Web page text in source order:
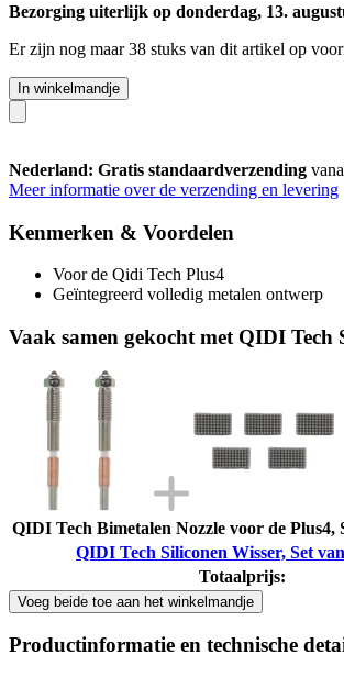
Bezorging uiterlijk op donderdag, 13.
Er zijn nog maar 38 stuks van dit artikel op
In winkelmandje
Nederland: Gratis standaardverzending
Meer informatie over de verzending en levering
Kenmerken & Voordelen
Voor de Qidi Tech Plus4
Geïntegreerd volledig metalen ontwerp
Vaak samen gekocht met QIDI Tech
QIDI Tech Bimetalen Nozzle voor de Plus4,
QIDI Tech Siliconen Wisser, Set
Totaalprijs:
Voeg beide toe aan het winkelmandje
Productinformatie en technische